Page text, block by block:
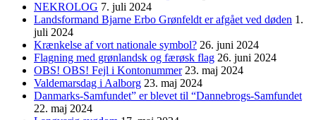
NEKROLOG 7. juli 2024
Landsformand Bjarne Erbo Grønfeldt er afgået ved døden 1.
juli 2024
Krænkelse af vort nationale symbol? 26. juni 2024
Flagning med grønlandsk og færøsk flag 26. juni 2024
OBS! OBS! Fejl i Kontonummer 23. maj 2024
Valdemarsdag i Aalborg 23. maj 2024
Danmarks-Samfundet” er blevet til “Dannebrogs-Samfundet
22. maj 2024